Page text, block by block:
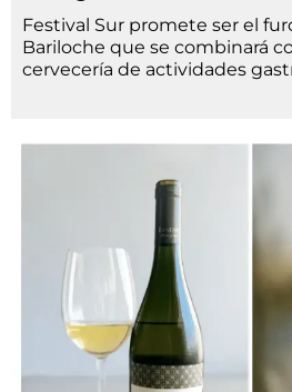
Festival Sur promete ser el
Bariloche que se combinará
cervecería de actividades